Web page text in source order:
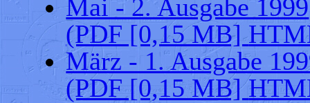
Mai - 2. Ausgabe 1999
(PDF [0,15 MB]
März - 1. Ausgabe
(PDF [0,15 MB]